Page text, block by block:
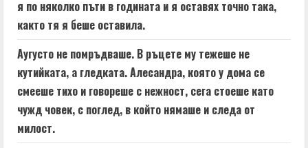
я по няколко пъти в годината и я оставях точно така,
както тя я беше оставила.
Аугусто не помръдваше. В ръцете му тежеше не
кутийката, а гледката. Алесандра, която у дома се
смееше тихо и говореше с нежност, сега стоеше като
чужд човек, с поглед, в който нямаше и следа от
милост.